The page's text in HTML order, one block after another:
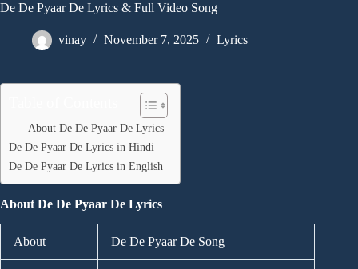
De De Pyaar De Lyrics & Full Video Song
vinay November 7, 2025 Lyrics
About De De Pyaar De Lyrics
De De Pyaar De Lyrics in Hindi
De De Pyaar De Lyrics in English
About De De Pyaar De Lyrics
About De De Pyaar De Song